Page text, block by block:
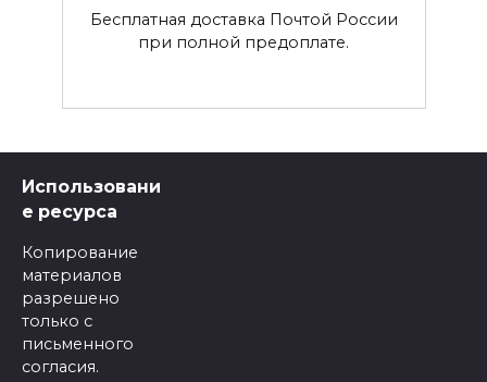
Бесплатная доставка Почтой России
при полной предоплате.
Использовани
е ресурса
Копирование
материалов
разрешено
только с
письменного
согласия.